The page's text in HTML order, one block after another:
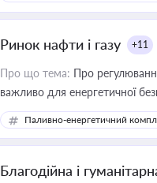
Ринок нафти і газу +11
Про що тема: Про
важливо для енергетичної
Паливно-енергетичний
Благодійна і